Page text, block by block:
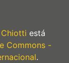
está
Commons -
.